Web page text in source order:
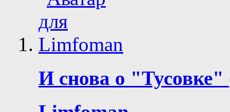
И снова о "Тусовке"